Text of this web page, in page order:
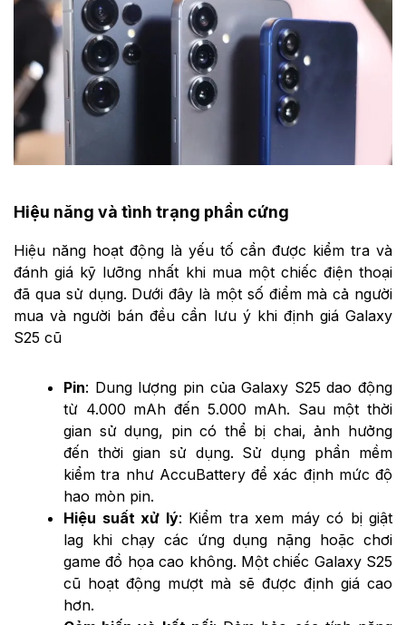
Hiệu năng và tình trạng phần cứng
Hiệu năng hoạt động là yếu tố cần được kiểm tra và
đánh giá kỹ lưỡng nhất khi mua một chiếc điện thoại
đã qua sử dụng. Dưới đây là một số điểm mà cả người
mua và người bán đều cần lưu ý khi định giá Galaxy
S25 cũ
Pin: Dung lượng pin của Galaxy S25 dao động
từ 4.000 mAh đến 5.000 mAh. Sau một thời
gian sử dụng, pin có thể bị chai, ảnh hưởng
đến thời gian sử dụng. Sử dụng phần mềm
kiểm tra như AccuBattery để xác định mức độ
hao mòn pin.
Hiệu suất xử lý: Kiểm tra xem máy có bị giật
lag khi chạy các ứng dụng nặng hoặc chơi
game đồ họa cao không. Một chiếc Galaxy S25
cũ hoạt động mượt mà sẽ được định giá cao
hơn.